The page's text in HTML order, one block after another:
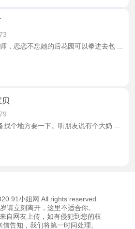
，恋恋不忘她的后花园可以拳进去包 ...
个地方要一下。听朋友说有个大奶 ...
91小姐网 All rights reserved.
请立刻离开，这里不适合你。
自网友上传，如有侵犯到您的权
告知，我们将第一时间处理。